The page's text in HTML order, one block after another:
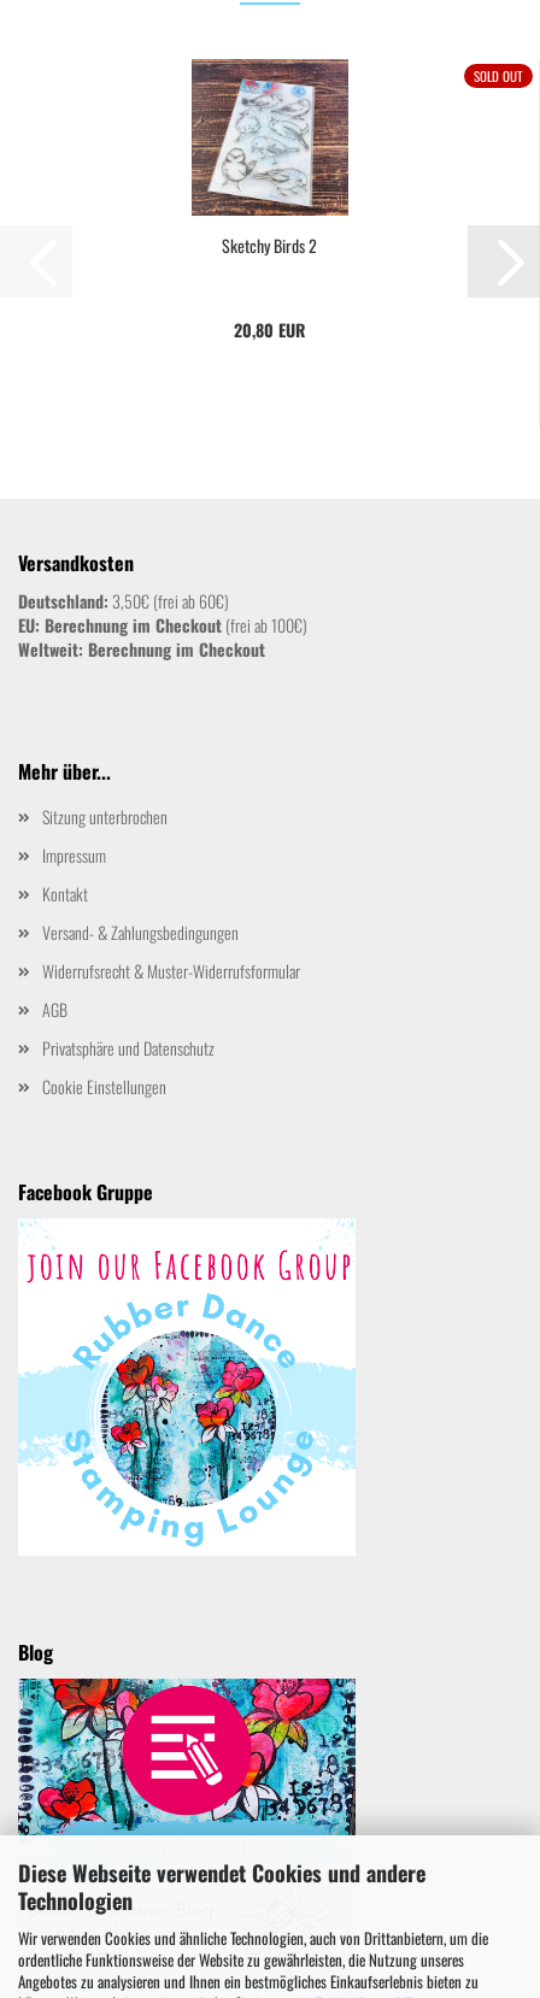
Diese Webseite verwendet Cookies und andere
Technologien
Wir verwenden Cookies und ähnliche Technologien, auch von Drittanbietern, um die
ordentliche Funktionsweise der Website zu gewährleisten, die Nutzung unseres
Angebotes zu analysieren und Ihnen ein bestmögliches Einkaufserlebnis bieten zu
SOLD OUT
Sketchy Birds 2
20,80 EUR
Versandkosten
Deutschland: 3,50€ (frei ab 60€)
EU: Berechnung im Checkout(frei ab 100€)
Weltweit: Berechnung im Checkout
Mehr über...
Sitzung unterbrochen
Impressum
Kontakt
Versand- & Zahlungsbedingungen
Widerrufsrecht & Muster-Widerrufsformular
AGB
Privatsphäre und Datenschutz
Cookie Einstellungen
Facebook Gruppe
Blog